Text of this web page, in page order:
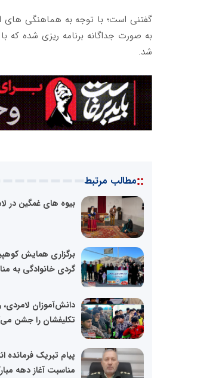
گفتنی است؛ با توجه به هماهنگی های
به صورت جداگانه برنامه ریزی شده که
شد.
::مطالب مرتبط
بیوه های غمگین در
برگزاری همایش
گردی خانوادگی به
دانش‌آموزان
تکلیفشان را جشن
پیام تبریک فرمانده
مناسبت آغاز دهه